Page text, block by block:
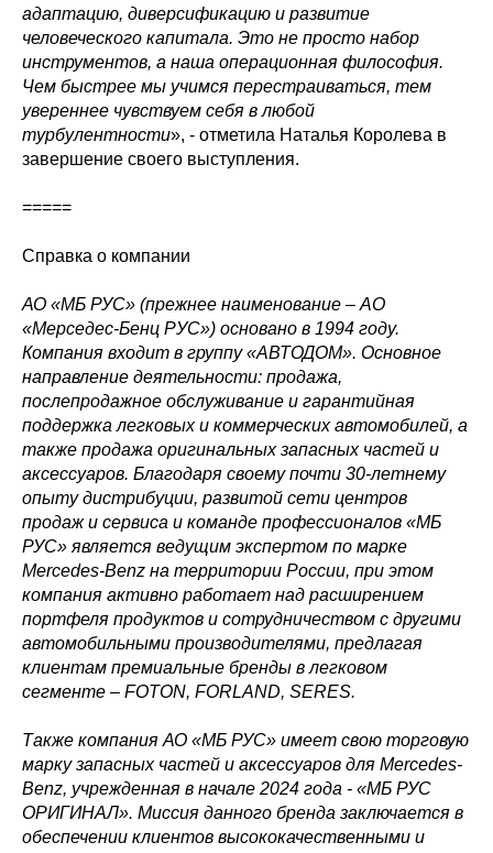
адаптацию, диверсификацию и развитие
человеческого капитала. Это не просто набор
инструментов, а наша операционная философия.
Чем быстрее мы учимся перестраиваться, тем
увереннее чувствуем себя в любой
турбулентности», - отметила Наталья Королева в
завершение своего выступления.
=====
Справка о компании
АО «МБ РУС» (прежнее наименование – AO
«Мерседес-Бенц PУC») основано в 1994 году.
Компания входит в группу «АВТОДОМ». Основное
направление деятельности: продажа,
послепродажное обслуживание и гарантийная
поддержка легковых и коммерческих автомобилей, а
также продажа оригинальных запасных частей и
аксессуаров. Благодаря своему почти 30-летнему
опыту дистрибуции, развитой сети центров
продаж и сервиса и команде профессионалов «МБ
РУС» является ведущим экспертом по марке
Mercedes-Benz на территории России, при этом
компания активно работает над расширением
портфеля продуктов и сотрудничеством с другими
автомобильными производителями, предлагая
клиентам премиальные бренды в легковом
сегменте – FOTON, FORLAND, SERES.
Также компания АО «МБ РУС» имеет свою торговую
марку запасных частей и аксессуаров для Mercedes-
Benz, учрежденная в начале 2024 года - «МБ РУС
ОРИГИНАЛ». Миссия данного бренда заключается в
обеспечении клиентов высококачественными и